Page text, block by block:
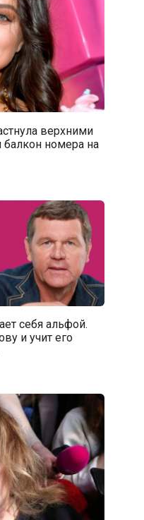
верхними
номера на
себя альфой.
и учит его